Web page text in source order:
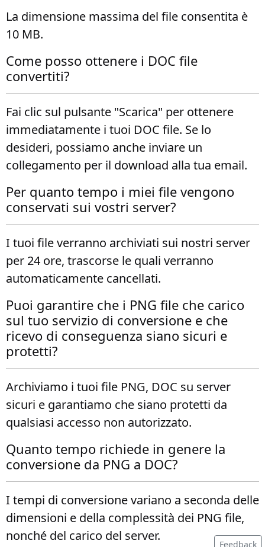
La dimensione massima del file consentita è
10 MB.
Come posso ottenere i DOC file
convertiti?
Fai clic sul pulsante "Scarica" per ottenere
immediatamente i tuoi DOC file. Se lo
desideri, possiamo anche inviare un
collegamento per il download alla tua email.
Per quanto tempo i miei file vengono
conservati sui vostri server?
I tuoi file verranno archiviati sui nostri server
per 24 ore, trascorse le quali verranno
automaticamente cancellati.
Puoi garantire che i PNG file che carico
sul tuo servizio di conversione e che
ricevo di conseguenza siano sicuri e
protetti?
Archiviamo i tuoi file PNG, DOC su server
sicuri e garantiamo che siano protetti da
qualsiasi accesso non autorizzato.
Quanto tempo richiede in genere la
conversione da PNG a DOC?
I tempi di conversione variano a seconda delle
dimensioni e della complessità dei PNG file,
nonché del carico del server.
Feedback